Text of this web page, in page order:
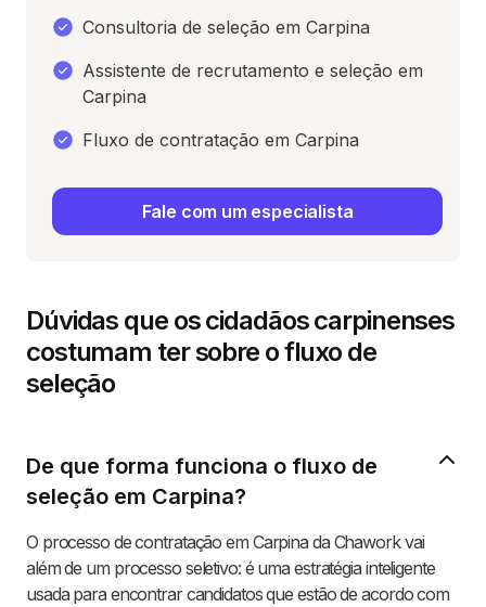
Dúvidas que os cidadãos carpinenses
costumam ter sobre o fluxo de
seleção
De que forma funciona o fluxo de
seleção em Carpina?
O processo de contratação em Carpina da Chawork vai
além de um processo seletivo: é uma estratégia inteligente
usada para encontrar candidatos que estão de acordo com
Consultoria de seleção em Carpina
Assistente de recrutamento e seleção em
Carpina
Fluxo de contratação em Carpina
Fale com um especialista